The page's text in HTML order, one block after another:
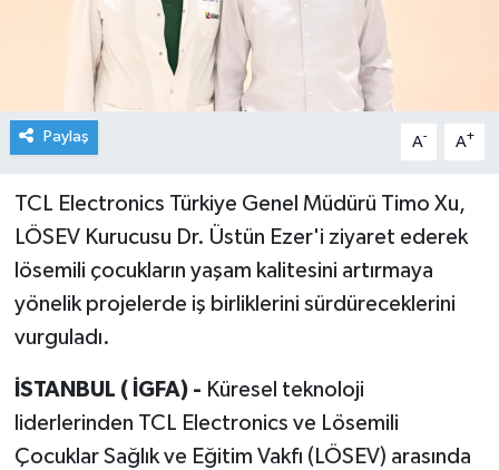
Paylaş A- A+
TCL Electronics Türkiye Genel Müdürü Timo Xu,
LÖSEV Kurucusu Dr. Üstün Ezer'i ziyaret ederek
lösemili çocukların yaşam kalitesini artırmaya
yönelik projelerde iş birliklerini sürdüreceklerini
vurguladı.
İSTANBUL ( İGFA) - Küresel teknoloji
liderlerinden TCL Electronics ve Lösemili
Çocuklar Sağlık ve Eğitim Vakfı (LÖSEV) arasında